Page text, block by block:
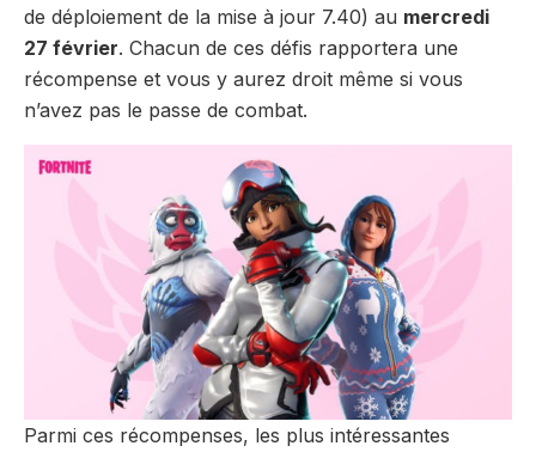
de déploiement de la mise à jour 7.40) au mercredi
27 février. Chacun de ces défis rapportera une
récompense et vous y aurez droit même si vous
n’avez pas le passe de combat.
Parmi ces récompenses, les plus intéressantes